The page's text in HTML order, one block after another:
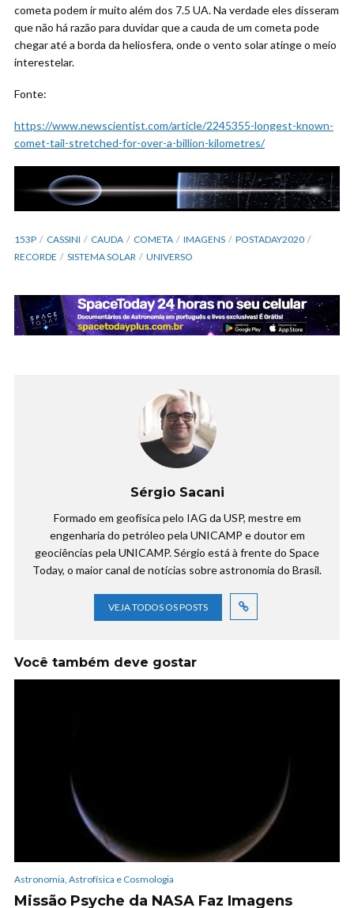
cometa podem ir muito além dos 7.5 UA. Na verdade eles disseram
que não há razão para duvidar que a cauda de um cometa pode
chegar até a borda da heliosfera, onde o vento solar atinge o meio
interestelar.
Fonte:
https://www.newscientist.com/article/2245355-longest-known-
comet-tail-stretched-for-over-a-billion-kilometres/
153P CASSINI CAUDA COMETA IMAGENS
POSTADAY2020
RECORDE
SISTEMA SOLAR UNIVERSO
Sérgio Sacani
Formado em geofísica pelo IAG da USP, mestre em
engenharia do petróleo pela UNICAMP e doutor em
geociências pela UNICAMP. Sérgio está à frente do Space
Today, o maior canal de notícias sobre astronomia do Brasil.
VEJA TODOS OS POSTS
Você também deve gostar
Astronomia, Astrofísica e Cosmologia
Missão Psyche da NASA Faz Imagens